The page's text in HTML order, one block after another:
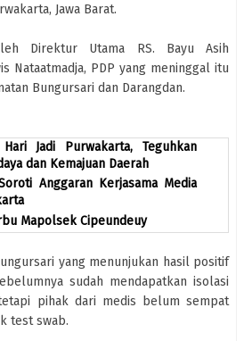
Jawa Barat.
Direktur Utama RS. Bayu Asih
Nataatmadja, PDP yang meninggal itu
Bungursari dan Darangdan.
Jadi Purwakarta, Teguhkan
dan Kemajuan Daerah
Anggaran Kerjasama Media
Mapolsek Cipeundeuy
yang menunjukan hasil positif
sudah mendapatkan isolasi
pihak dari medis belum sempat
test swab.